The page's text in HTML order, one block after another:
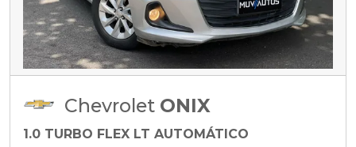
Chevrolet ONIX
1.0 TURBO FLEX LT AUTOMÁTICO